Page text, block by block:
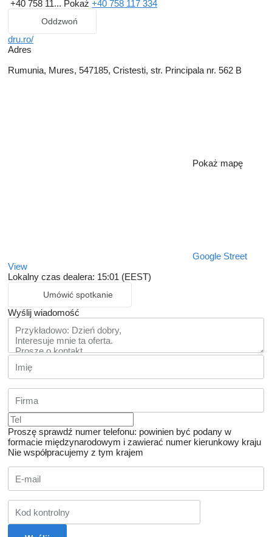
+40 758 11... Pokaż +40 758 117 334
Oddzwoń
dru.ro/
Adres
Rumunia, Mures, 547185, Cristesti, str. Principala nr. 562 B
Pokaż mapę
Google Street
View
Lokalny czas dealera: 15:01 (EEST)
Umówić spotkanie
Wyślij wiadomość
Proszę sprawdź numer telefonu: powinien być podany w
formacie międzynarodowym i zawierać numer kierunkowy kraju
Nie współpracujemy z tym krajem